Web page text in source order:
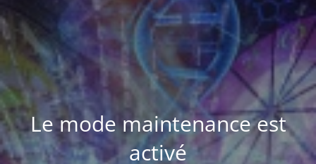
Le mode maintenance est
activé